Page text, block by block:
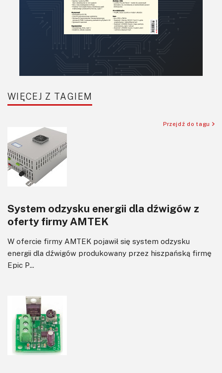
WIĘCEJ Z TAGIEM
Przejdź do tagu
System odzysku energii dla dźwigów z
oferty firmy AMTEK
W ofercie firmy AMTEK pojawił się system odzysku
energii dla dźwigów produkowany przez hiszpańską firmę
Epic P...